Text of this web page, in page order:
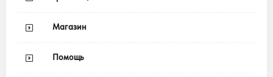
Магазин
Помощь